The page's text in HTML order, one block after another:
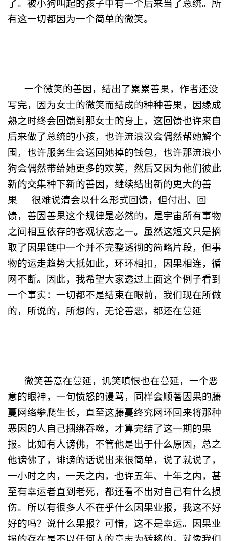
了。被小狗叫起的孩子中有一个后来当了总统。所
有这一切都因为一个简单的微笑。
一个微笑的善因，结出了累累善果，作者还没
写完，因为女士的微笑而结成的种种善果，因缘成
熟之时终会回馈到那女士的身上，这回馈也许来自
后来做了总统的小孩，也许流浪汉会偶然帮她解个
围，也许服务生会送回她掉的钱包，也许那流浪小
狗会偶然带给她更多的欢笑，然后又因为他们彼此
新的交集种下新的善因，继续结出新的更大的善
果……很难说清会以什么形式回馈，但付出、回
馈，善因善果这个规律是必然的，是宇宙所有事物
之间相互依存的客观状态之一。虽然这短文只是摘
取了因果链中一个并不完整透彻的简略片段，但事
物的运走趋势大抵如此，环环相扣，因果相连，循
网不断。因此，我希望大家透过上面这个例子看到
一个事实：一切都不是结束在眼前，我们现在所做
的，所说的，所想的，无论善恶，都还在蔓延……
微笑善意在蔓延，讥笑嗔恨也在蔓延，一个恶
意的眼神，一句愤怒的谩骂，同样会顺著因果的藤
蔓网络攀爬生长，直至这藤蔓终究网环回来将那种
恶因的人自己捆绑吞噬，才算完结了这一期的果
报。比如有人谤佛，不管他是出于什么原因，总之
他谤佛了，诽谤的话说出来很简单，说了就说了，
一小时之内，一天之内，也许五年、十年之内，甚
至有幸运者直到老死，都还看不出对自己有什么损
伤。所以有很多人不在乎什么因果业报，我这不好
好的吗？说什么果报？可惜，这不是幸运。因果业